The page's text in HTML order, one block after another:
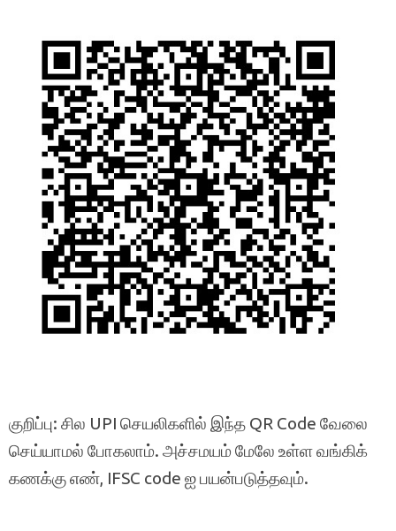
குறிப்பு: சில UPI செயலிகளில் இந்த QR Code வேலை
செய்யாமல் போகலாம். அச்சமயம் மேலே உள்ள வங்கிக்
கணக்கு எண், IFSC code ஐ பயன்படுத்தவும்.